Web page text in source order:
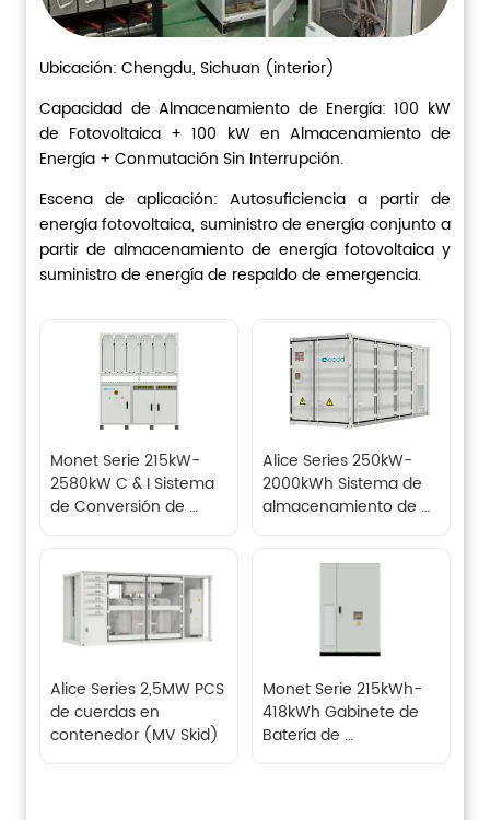
Monet Serie 215kW-
2580kW C & I Sistema
de Conversión de
Alice Series 250kW-
2000kWh Sistema de
almacenamiento de
Alice Series 2,5MW PCS
de cuerdas en
contenedor (MV Skid)
Monet Serie 215kWh-
418kWh Gabinete de
Batería de